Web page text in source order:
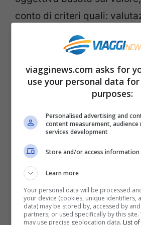
conto di criteri quali:
sicurezza e dei prodotti,
passeggeri, età della flotta,
impegno ambientale.
Qatar Airways,
Air New Zealand,
Etihad Airways,
Korean Air,
Virgin Australia,
EVA Air,
viagginews.com asks for
use your personal data
purposes:
Personalised advertising and
content measurement, audience
services development
Store and/or access information
Learn more
Your personal data will be processed
your device (cookies, unique identifiers,
data) may be stored by, accessed by
partners, or used specifically by this
may use precise geolocation data. List